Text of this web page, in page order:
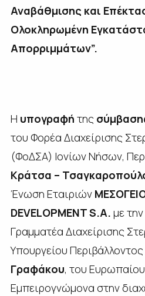
Αναβάθμισης και
Ολοκληρωμένη
Απορριμμάτων”.
Η υπογραφή της
του Φορέα Διαχείρισης
(ΦοΔΣΑ) Ιονίων Νήσων,
Κράτσα –
Ένωση Εταιριών
DEVELOPMENT S.A. με
Γραμματέα Διαχείρισης
Υπουργείου Περιβάλλοντος
Γραφάκου, του Ευρωπαίου
Εμπειρογνώμονα στην